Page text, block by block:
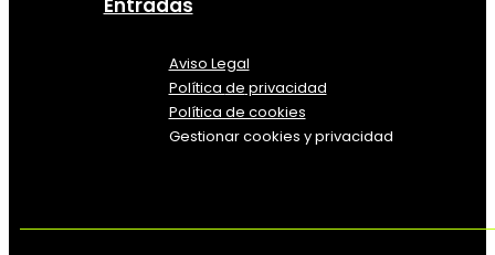
Aviso Legal
Política de privacidad
Política de cookies
Gestionar cookies y privacidad